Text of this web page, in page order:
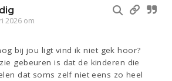
2026 om
bij jou ligt vind ik niet gek hoor?
gebeuren is dat de kinderen die
dat soms zelf niet eens zo heel